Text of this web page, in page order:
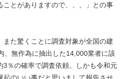
とがありますので、、、」との事
た驚くことに調査対象が全国の建
、無作為に抽出した14,000業者に該
3％の確率で調査依頼。しかも令和元
のいい事だと思いまして報告させ